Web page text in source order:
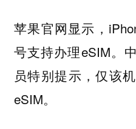
苹果官网显示，
号支持办理eSIM。
员特别提示，仅该
eSIM。